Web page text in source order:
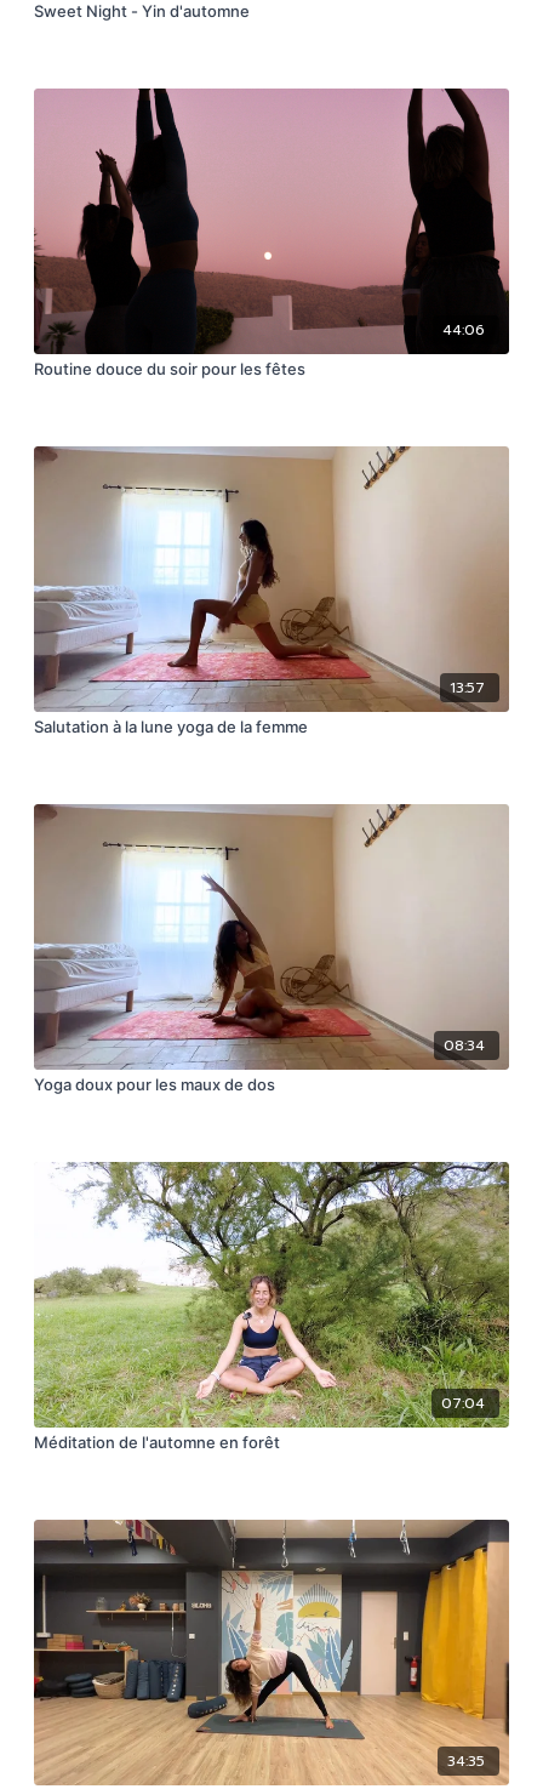
Sweet Night - Yin d'automne
44:06
Routine douce du soir pour les fêtes
13:57
Salutation à la lune yoga de la femme
08:34
Yoga doux pour les maux de dos
07:04
Méditation de l'automne en forêt
34:35